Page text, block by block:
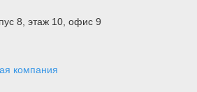
8, этаж 10, офис 9
компания